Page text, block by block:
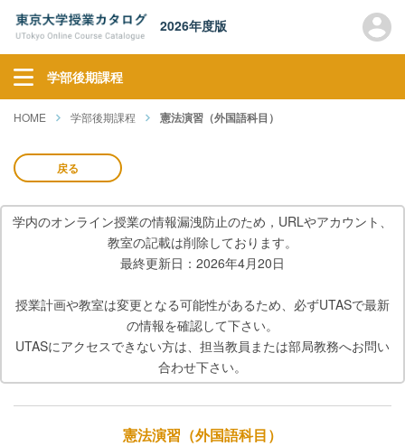
2026年度版
学部後期課程
HOME 学部後期課程 憲法演習（外国語科目）
戻る
学内のオンライン授業の情報漏洩防止のため，URLやアカウント、
教室の記載は削除しております。
最終更新日：2026年4月20日
授業計画や教室は変更となる可能性があるため、必ずUTASで最新
の情報を確認して下さい。
UTASにアクセスできない方は、担当教員または部局教務へお問い
合わせ下さい。
憲法演習（外国語科目）